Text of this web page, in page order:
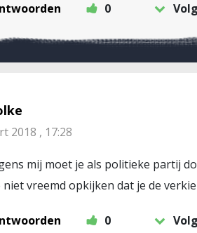
0
2018 , 17:28
mij moet je als politieke partij
niet vreemd opkijken dat je de
0